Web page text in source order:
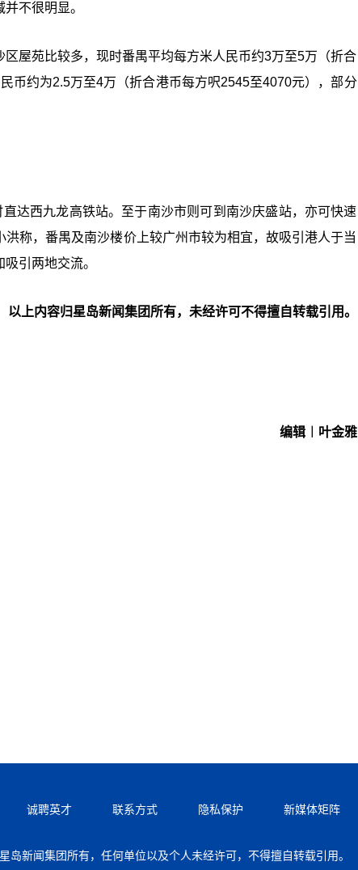
不很明显。
屋苑比较多，现时番禺平均每方米人民币约3万至5万（折合
币约为2.5万至4万（折合港币每方呎2545至4070元），部分
达西九龙高铁站。至于南沙市则可到南沙庆盛站，亦可快速
称，番禺及南沙楼价上较广州市较为相宜，故吸引港人于当
引两地交流。
以上内容归星岛新闻集团所有，未经许可不得擅自转载引用。
编辑︱叶金雅
诚聘英才 联系方式 隐私保护 新媒体矩阵
岛新闻集团所有，任何单位以及个人未经许可，不得擅自转载引用。